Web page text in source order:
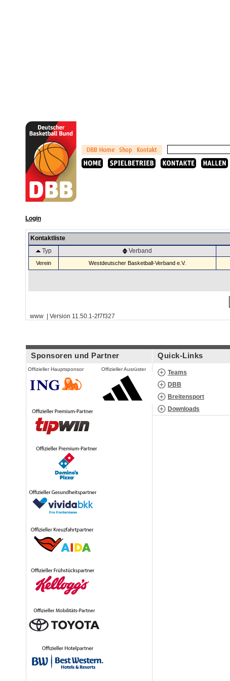
Login
Kontaktliste
Typ
Verband
Verein Westdeutscher Basketball-Verband e.V.
www | Version 11.50.1-2f7f327
Sponsoren und Partner
Offizieller Hauptsponsor Offizieller Ausrüster
Quick-Links
Teams
DBB
Breitensport
Downloads